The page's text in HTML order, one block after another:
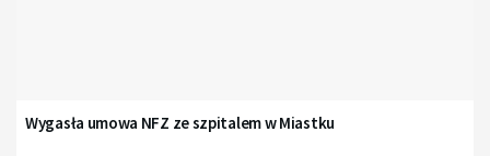
Wygasła umowa NFZ ze szpitalem w Miastku